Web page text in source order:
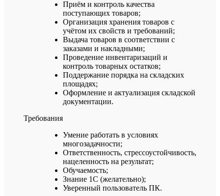
Приём и контроль качества
поступающих товаров;
Организация хранения товаров с
учётом их свойств и требований;
Выдача товаров в соответствии с
заказами и накладными;
Проведение инвентаризаций и
контроль товарных остатков;
Поддержание порядка на складских
площадях;
Оформление и актуализация складской
документации.
Требования
Умение работать в условиях
многозадачности;
Ответственность, стрессоустойчивость,
нацеленность на результат;
Обучаемость;
Знание 1С (желательно);
Уверенный пользователь ПК.